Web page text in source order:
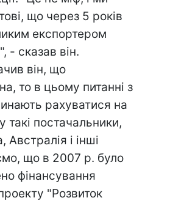
що через 5 років
експортером
- сказав він.
він, що
то в цьому питанні з
рахуватися на
такі постачальники,
і інші
що в 2007 р. було
фінансування
"Розвиток